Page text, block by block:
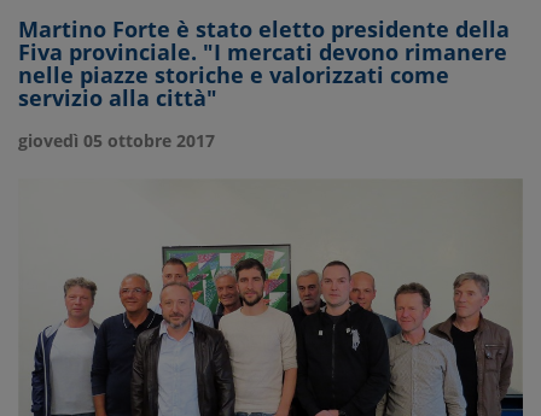
Martino Forte è stato eletto presidente della
Fiva provinciale. "I mercati devono rimanere
nelle piazze storiche e valorizzati come
servizio alla città"
giovedì 05 ottobre 2017